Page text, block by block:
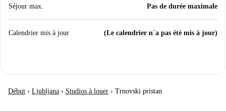
Séjour max. Pas de durée maximale
Calendrier mis à jour (Le calendrier n´a pas été mis à jour)
Début › Ljubljana › Studios à louer › Trnovski pristan